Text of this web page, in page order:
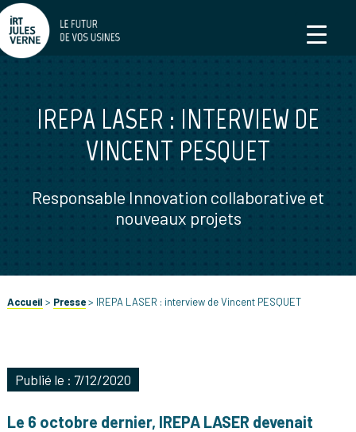
IREPA LASER : INTERVIEW DE
VINCENT PESQUET
Responsable Innovation collaborative et
nouveaux projets
Accueil > Presse> IREPA LASER : interview de Vincent PESQUET
Publié le : 7/12/2020
Le 6 octobre dernier, IREPA LASER devenait